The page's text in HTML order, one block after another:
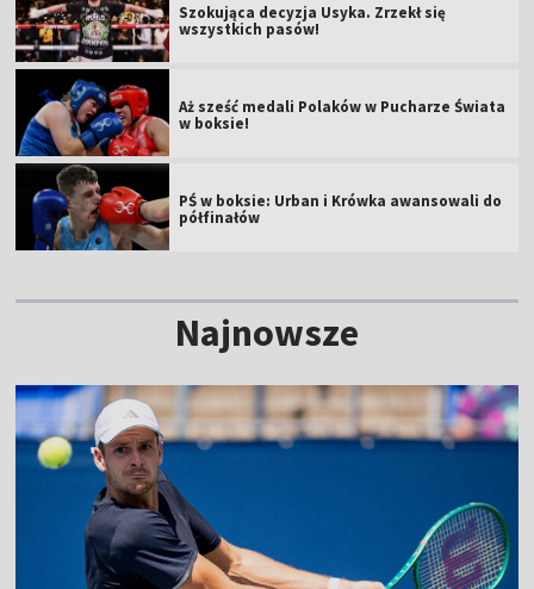
Szokująca decyzja Usyka. Zrzekł się
wszystkich pasów!
Aż sześć medali Polaków w Pucharze Świata
w boksie!
PŚ w boksie: Urban i Krówka awansowali do
półfinałów
Najnowsze